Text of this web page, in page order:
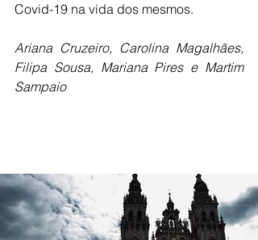
Covid-19 na vida dos mesmos.
Ariana Cruzeiro, Carolina Magalhães,
Filipa Sousa, Mariana Pires e Martim
Sampaio